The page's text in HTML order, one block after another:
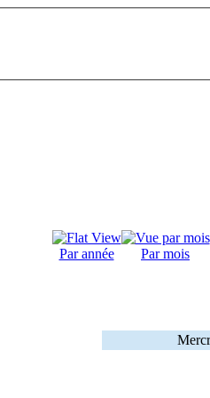
Par année Par mois